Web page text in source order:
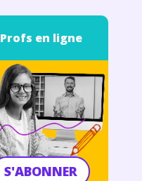
Profs en ligne
S'ABONNER